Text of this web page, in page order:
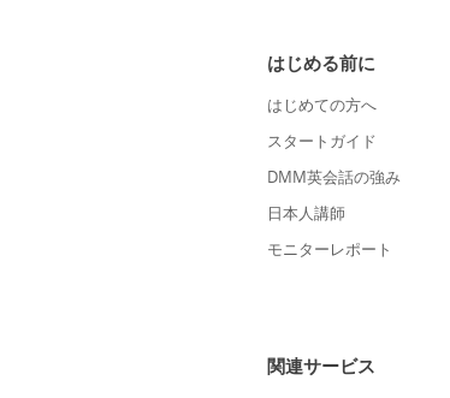
はじめる前に
はじめての方へ
スタートガイド
DMM英会話の強み
日本人講師
モニターレポート
関連サービス